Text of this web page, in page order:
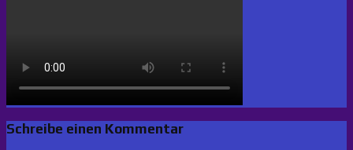
Schreibe einen Kommentar